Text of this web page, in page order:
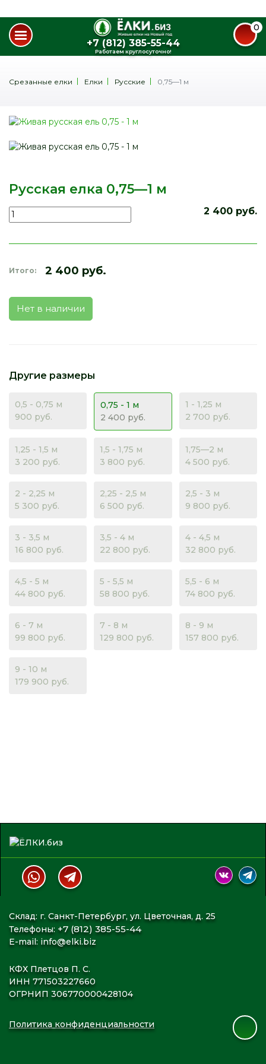
+7 (812) 385-55-44
Работаем круглосуточно!
0
Срезанные елки Елки Русские 0,75—1 м
Русская елка 0,75—1 м
2 400 руб.
Итого: 2 400 руб.
Нет в наличии
Другие размеры
0,5 - 0,75 м
900 руб.
0,75 - 1 м
2 400 руб.
1 - 1,25 м
2 700 руб.
1,25 - 1,5 м
3 200 руб.
1,5 - 1,75 м
3 800 руб.
1,75—2 м
4 500 руб.
2 - 2,25 м
5 300 руб.
2,25 - 2,5 м
6 500 руб.
2,5 - 3 м
9 800 руб.
3 - 3,5 м
16 800 руб.
3,5 - 4 м
22 800 руб.
4 - 4,5 м
32 800 руб.
4,5 - 5 м
44 800 руб.
5 - 5,5 м
58 800 руб.
5,5 - 6 м
74 800 руб.
6 - 7 м
99 800 руб.
7 - 8 м
129 800 руб.
8 - 9 м
157 800 руб.
9 - 10 м
179 900 руб.
Склад: г. Санкт-Петербург, ул. Цветочная, д. 25
Телефоны: +7 (812) 385-55-44
E-mail: info@elki.biz
КФХ Плетцов П. С.
ИНН 771503227660
ОГРНИП 306770000428104
Политика конфиденциальности